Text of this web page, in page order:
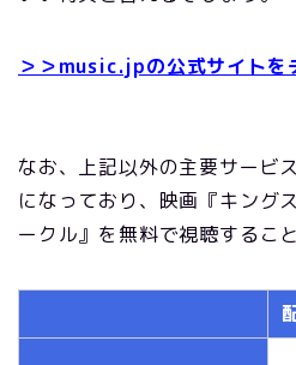
＞＞music.jpの公式サイトを
なお、上記以外の主要サービ
になっており、映画『キング
ークル』を無料で視聴するこ